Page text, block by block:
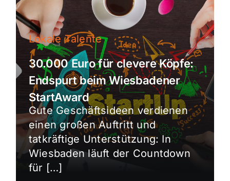
Lokale Talente
30.000 Euro für clevere Köpfe:
Endspurt beim Wiesbadener
StartAward
Gute Geschäftsideen verdienen
einen großen Auftritt und
tatkräftige Unterstützung: In
Wiesbaden läuft der Countdown
für […]